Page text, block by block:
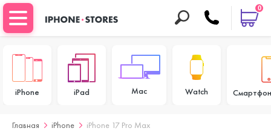
0
iPhone iPad Mac Watch
Главная iPhone iPhone 17 Pro Max